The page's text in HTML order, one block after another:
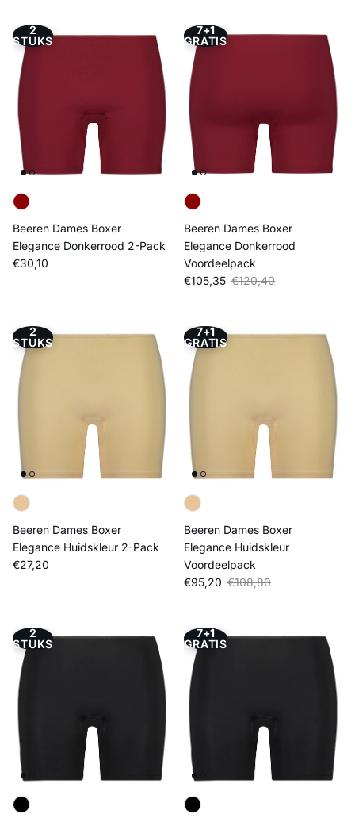
2
STUKS
Beeren Dames Boxer
Elegance Donkerrood 2-Pack
Reguliere prijs
€30,10
7+1
GRATIS
Beeren Dames Boxer
Elegance Donkerrood
Voordeelpack
Verkoopprijs
€105,35 Reguliere prijs
€120,40
2
STUKS
Beeren Dames Boxer
Elegance Huidskleur 2-Pack
Reguliere prijs
€27,20
7+1
GRATIS
Beeren Dames Boxer
Elegance Huidskleur
Voordeelpack
Verkoopprijs
€95,20 Reguliere prijs
€108,80
2
STUKS
7+1
GRATIS